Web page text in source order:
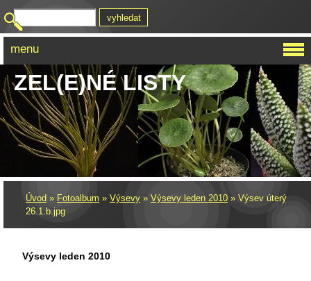
ZEL(E)NÉ LISTY
Úvod » Fotoalbum » Výsevy » Výsevy leden 2010 » Výsev úterý
26.1.b.jpg
Výsevy leden 2010
menu